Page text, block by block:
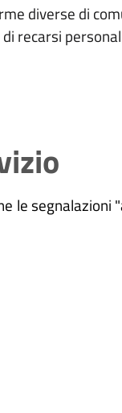
diverse di
recarsi
le